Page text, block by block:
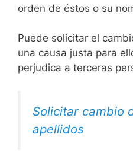
orden de éstos o su
Puede solicitar el
una causa justa para
perjudica a terceras
Solicitar cambio
apellidos